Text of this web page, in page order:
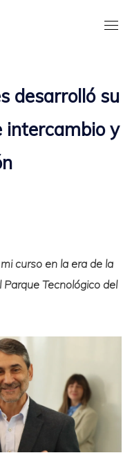
desarrolló su
intercambio y
curso en la era de la
Parque Tecnológico del